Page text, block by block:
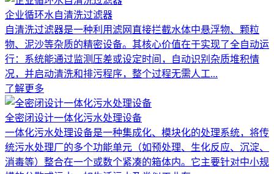
企业循环水自清洗过滤器
自清洗过滤器是一种利用滤网直接拦截水体中悬浮物、颗粒
物、泥沙等杂质的精密设备。其核心价值在于实现了全自动运
行：系统能通过监测压差或设定时间，自动识别杂质堆积情
况，并启动清洗和排污程序，整个过程无需人工...
了解更多
全密闭设计一体化污水处理设备
一体化污水处理设备是一种集成化、模块化的处理系统，将传
统污水处理厂的多个功能单元（如预处理、生化反应、沉淀、
消毒等）整合在一个或数个紧凑的箱体内。它主要针对中小规